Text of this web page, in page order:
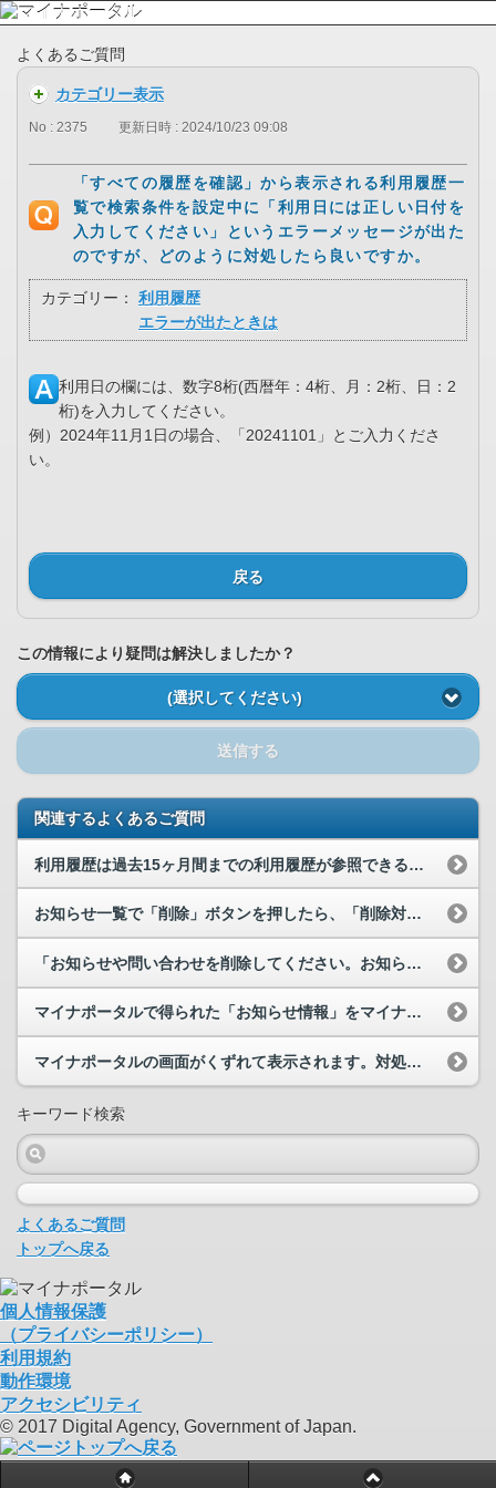
よくあるご質問
カテゴリー表示
No : 2375 更新日時 : 2024/10/23 09:08
「すべての履歴を確認」から表示される利用履歴一
覧で検索条件を設定中に「利用日には正しい日付を
入力してください」というエラーメッセージが出た
のですが、どのように対処したら良いですか。
カテゴリー：
利用履歴
エラーが出たときは
利用日の欄には、数字8桁(西暦年：4桁、月：2桁、日：2
桁)を入力してください。
例）2024年11月1日の場合、「20241101」とご入力くださ
い。
戻る
この情報により疑問は解決しましたか？
(選択してください)
送信する
関連するよくあるご質問
利用履歴は過去15ヶ月間までの利用履歴が参照できるとありますが、15ヶ月以上経過した利用履歴を...
お知らせ一覧で「削除」ボタンを押したら、「削除対象のお知らせを選択してください。」が表示されました。
「お知らせや問い合わせを削除してください。お知らせなどの情報を保存している「利用者フォルダ」の...
マイナポータルで得られた「お知らせ情報」をマイナポータル以外のウェブサイトから取得することがで...
マイナポータルの画面がくずれて表示されます。対処方法を教えてください。
キーワード検索
よくあるご質問
トップへ戻る
個人情報保護
（プライバシーポリシー）
利用規約
動作環境
アクセシビリティ
© 2017 Digital Agency, Government of Japan.